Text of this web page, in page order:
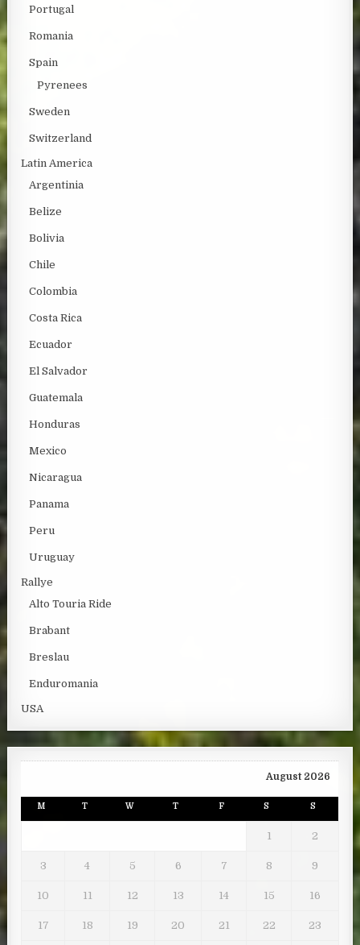
Portugal
Romania
Spain
Pyrenees
Sweden
Switzerland
Latin America
Argentinia
Belize
Bolivia
Chile
Colombia
Costa Rica
Ecuador
El Salvador
Guatemala
Honduras
Mexico
Nicaragua
Panama
Peru
Uruguay
Rallye
Alto Touria Ride
Brabant
Breslau
Enduromania
USA
August 2026
M T W T F S S
1 2
3 4 5 6 7 8 9
10 11 12 13 14 15 16
17 18 19 20 21 22 23